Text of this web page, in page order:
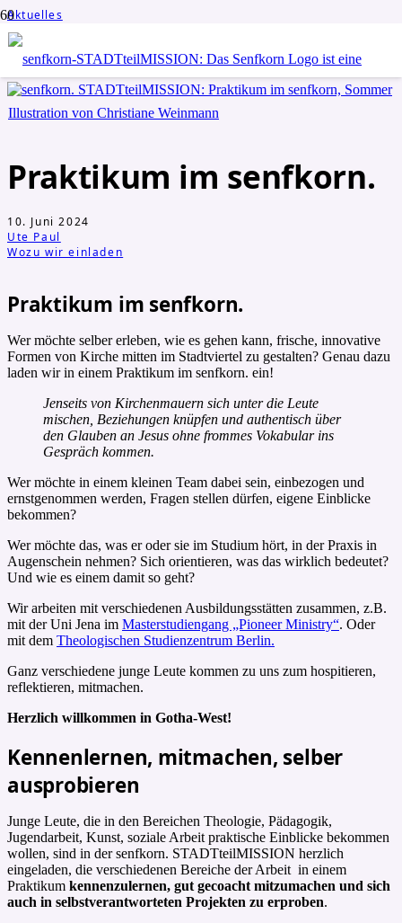
Aktuelles
Wozu wir einladen
Praktikum im senfkorn.
Praktikum im senfkorn.
10. Juni 2024
Ute Paul
Wozu wir einladen
Praktikum im senfkorn.
Wer möchte selber erleben, wie es gehen kann, frische, innovative
Formen von Kirche mitten im Stadtviertel zu gestalten? Genau dazu
laden wir in einem Praktikum im senfkorn. ein!
Jenseits von Kirchenmauern sich unter die Leute
mischen, Beziehungen knüpfen und authentisch über
den Glauben an Jesus ohne frommes Vokabular ins
Gespräch kommen.
Wer möchte in einem kleinen Team dabei sein, einbezogen und
ernstgenommen werden, Fragen stellen dürfen, eigene Einblicke
bekommen?
Wer möchte das, was er oder sie im Studium hört, in der Praxis in
Augenschein nehmen? Sich orientieren, was das wirklich bedeutet?
Und wie es einem damit so geht?
Wir arbeiten mit verschiedenen Ausbildungsstätten zusammen, z.B.
mit der Uni Jena im Masterstudiengang „Pioneer Ministry“. Oder
mit dem Theologischen Studienzentrum Berlin.
Ganz verschiedene junge Leute kommen zu uns zum hospitieren,
reflektieren, mitmachen.
Herzlich willkommen in Gotha-West!
Kennenlernen, mitmachen, selber
ausprobieren
Junge Leute, die in den Bereichen Theologie, Pädagogik,
Jugendarbeit, Kunst, soziale Arbeit praktische Einblicke bekommen
wollen, sind in der senfkorn. STADTteilMISSION herzlich
eingeladen, die verschiedenen Bereiche der Arbeit in einem
Praktikum kennenzulernen, gut gecoacht mitzumachen und sich
auch in selbstverantworteten Projekten zu erproben.